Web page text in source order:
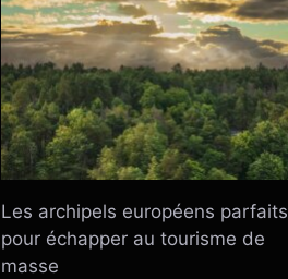
Les archipels européens parfaits
pour échapper au tourisme de
masse